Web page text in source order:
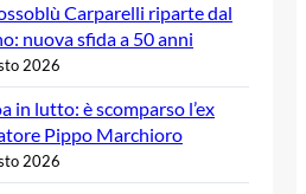
Carparelli riparte dal
nuova sfida a 50 anni
2026
in lutto: è scomparso l’ex
Pippo Marchioro
2026